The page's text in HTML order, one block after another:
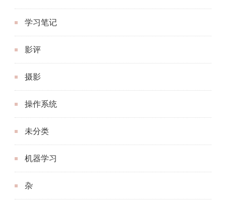
学习笔记
影评
摄影
操作系统
未分类
机器学习
杂